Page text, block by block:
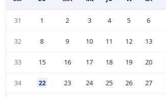
31 1 2 3 4 5 6
32 8 9 10 11 12 13
33 15 16 17 18 19 20
34 22 23 24 25 26 27